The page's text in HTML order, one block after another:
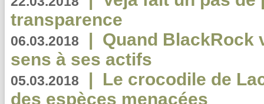
transparence
06.03.2018 | Quand BlackRock
sens à ses actifs
05.03.2018 | Le crocodile de
des espèces menacées